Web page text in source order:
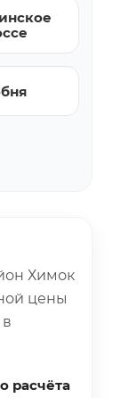
Химок
цены
расчёта